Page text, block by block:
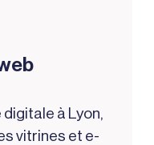
digitale à Lyon
vitrines et e-